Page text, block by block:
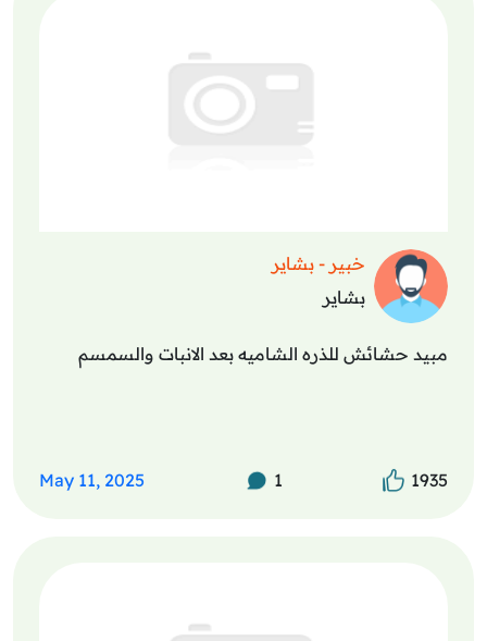
خبير - بشاير
بشاير
مبيد حشائش للذره الشاميه بعد الانبات والسمسم
1935
1
May 11, 2025